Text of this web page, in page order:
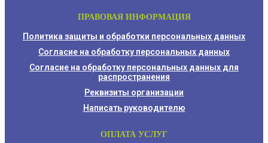
ПРАВОВАЯ ИНФОРМАЦИЯ
Политика защиты и обработки персональных данных
Согласие на обработку персональных данных
Согласие на обработку персональных данных для
распространения
Реквизиты организации
Написать руководителю
ОПЛАТА УСЛУГ